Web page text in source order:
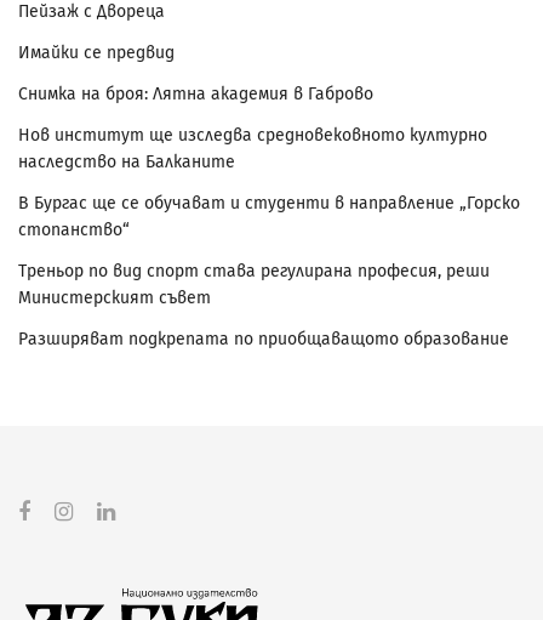
Пейзаж с Двореца
Имайки се предвид
Снимка на броя: Лятна академия в Габрово
Нов институт ще изследва средновековното културно
наследство на Балканите
В Бургас ще се обучават и студенти в направление „Горско
стопанство“
Треньор по вид спорт става регулирана професия, реши
Министерският съвет
Разширяват подкрепата по приобщаващото образование